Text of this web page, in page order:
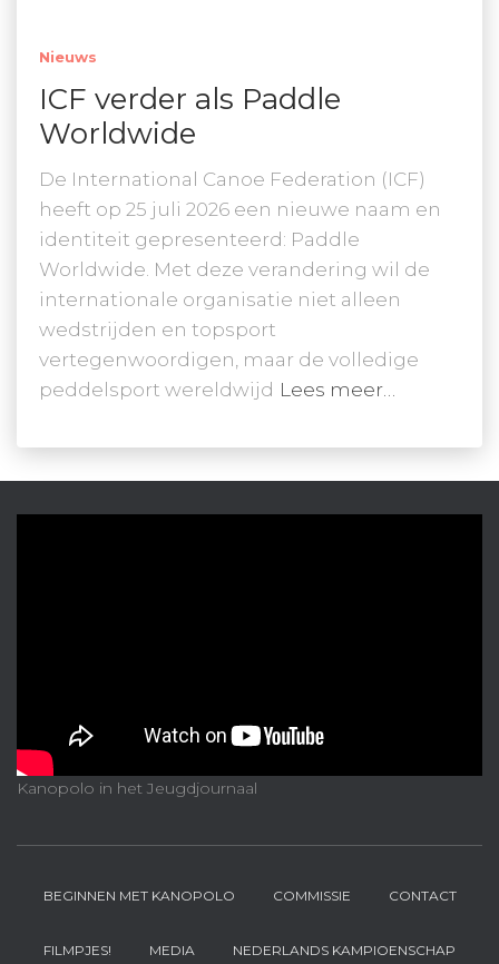
Nieuws
ICF verder als Paddle
Worldwide
De International Canoe Federation (ICF)
heeft op 25 juli 2026 een nieuwe naam en
identiteit gepresenteerd: Paddle
Worldwide. Met deze verandering wil de
internationale organisatie niet alleen
wedstrijden en topsport
vertegenwoordigen, maar de volledige
peddelsport wereldwijd Lees meer…
Kanopolo in het Jeugdjournaal
BEGINNEN MET KANOPOLO COMMISSIE CONTACT
FILMPJES! MEDIA NEDERLANDS KAMPIOENSCHAP